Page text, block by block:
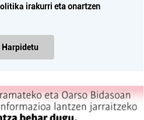
irakurri eta onartzen
Harpidetu